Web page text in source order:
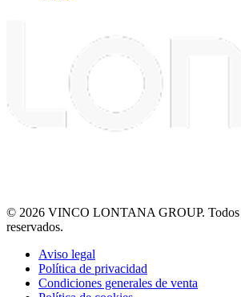
© 2026 VINCO LONTANA GROUP. Todos
reservados.
Aviso legal
Política de privacidad
Condiciones generales de venta